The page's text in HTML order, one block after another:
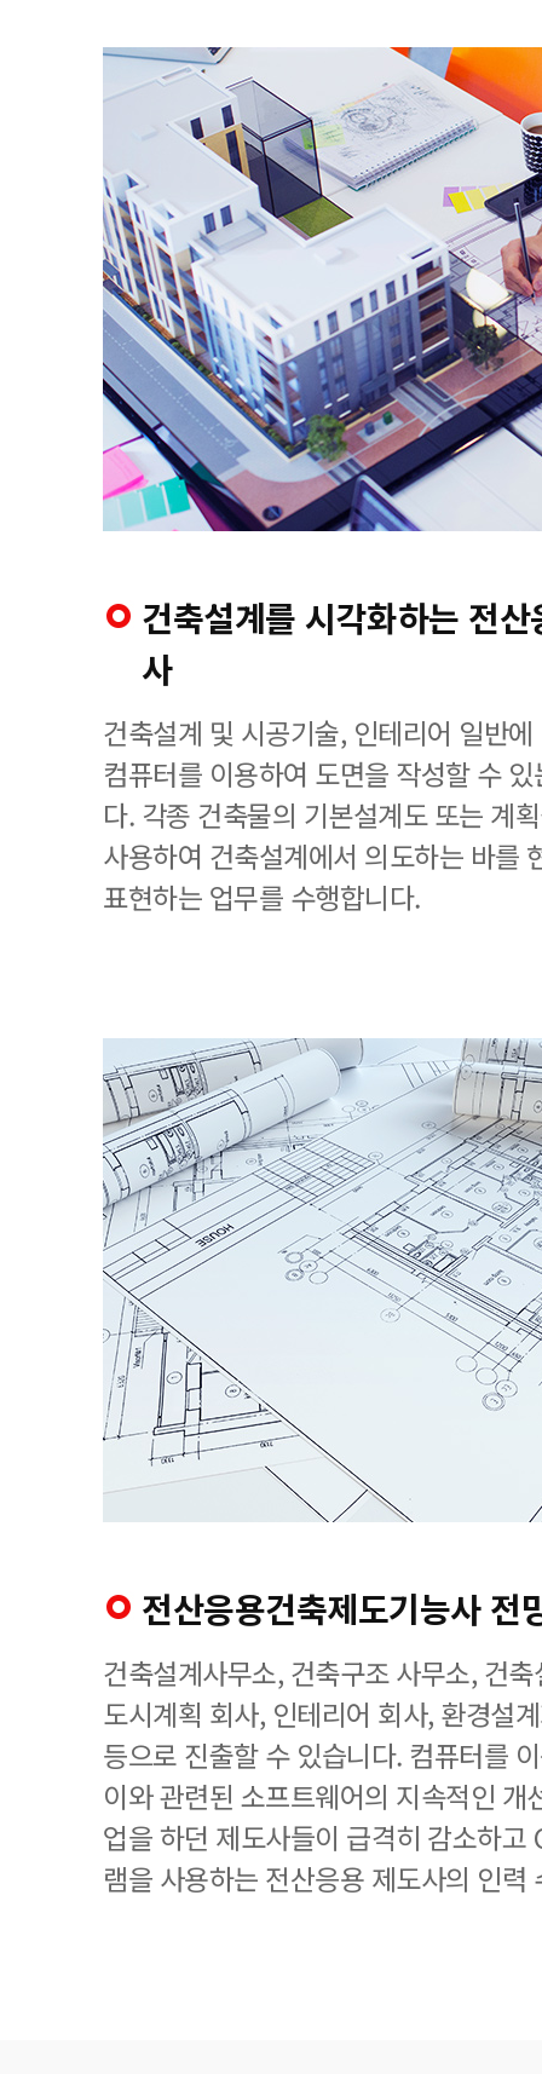
건축설계를 시각화하는 전
사
건축설계 및 시공기술, 인테리어 일반
컴퓨터를 이용하여 도면을 작성할 수
다. 각종 건축물의 기본설계도 또는 계
사용하여 건축설계에서 의도하는 바를
표현하는 업무를 수행합니다.
전산응용건축제도기능사 전
건축설계사무소, 건축구조 사무소, 건
도시계획 회사, 인테리어 회사, 환경설
등으로 진출할 수 있습니다. 컴퓨터를
이와 관련된 소프트웨어의 지속적인 개
업을 하던 제도사들이 급격히 감소하고
램을 사용하는 전산응용 제도사의 인력